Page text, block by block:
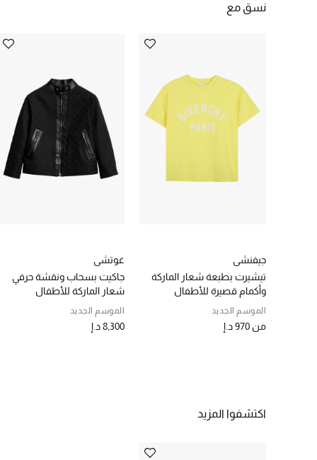
نسق مع
جيفنشي
تيشيرت بطبعة شعار الماركة
وأكمام قصيرة للأطفال
الموسم الجديد
من970 د.إ
غوتشي
جاكيت بسحاب ونقشة حرفي
شعار الماركة للأطفال
الموسم الجديد
8,300 د.إ
اكتشفوا المزيد